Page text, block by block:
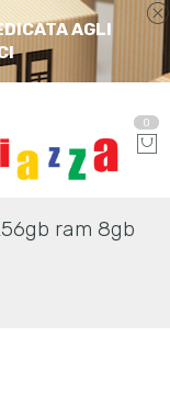
AGLI
0
ram 8gb